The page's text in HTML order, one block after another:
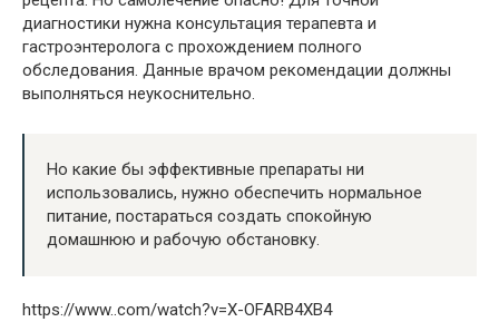
диагностики нужна консультация терапевта и
гастроэнтеролога с прохождением полного
обследования. Данные врачом рекомендации должны
выполняться неукоснительно.
Но какие бы эффективные препараты ни
использовались, нужно обеспечить нормальное
питание, постараться создать спокойную
домашнюю и рабочую обстановку.
https://www..com/watch?v=X-OFARB4XB4